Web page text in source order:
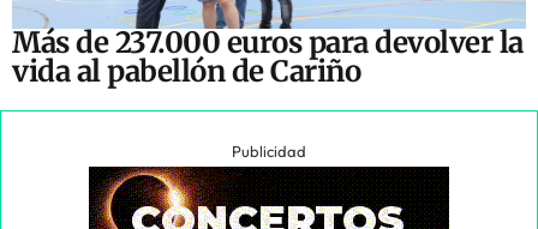
Más de 237.000 euros para devolver la
vida al pabellón de Cariño
Publicidad